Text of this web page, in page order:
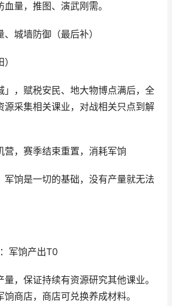
量，推图、演武刚需。
城墙防御（最后补）
」，赋税安民、地大物博点满后，全
源采集相关课业，对战相关只点到解
营，赛季结束重置，消耗军饷
军饷是一切的基础，没有产量就无法
军饷产出T0
，保证持续有资源研究其他课业。
商店，商店可兑换养成材料。